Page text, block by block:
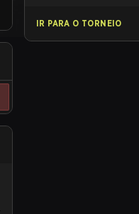
IR PARA O TORNEIO